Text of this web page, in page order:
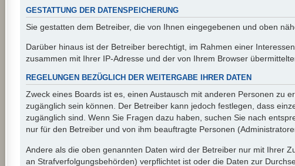
GESTATTUNG DER DATENSPEICHERUNG
Sie gestatten dem Betreiber, die von Ihnen eingegebenen und oben
Darüber hinaus ist der Betreiber berechtigt, im Rahmen einer
zusammen mit Ihrer IP-Adresse und der von Ihrem Browser
REGELUNGEN BEZÜGLICH DER WEITERGABE IHRER DATEN
Zweck eines Boards ist es, einen Austausch mit anderen Personen zu
zugänglich sein können. Der Betreiber kann jedoch festlegen, dass
zugänglich sind. Wenn Sie Fragen dazu haben, suchen Sie nach
nur für den Betreiber und von ihm beauftragte Personen
Andere als die oben genannten Daten wird der Betreiber nur mit Ihrer
an Strafverfolgungsbehörden) verpflichtet ist oder die Daten zur